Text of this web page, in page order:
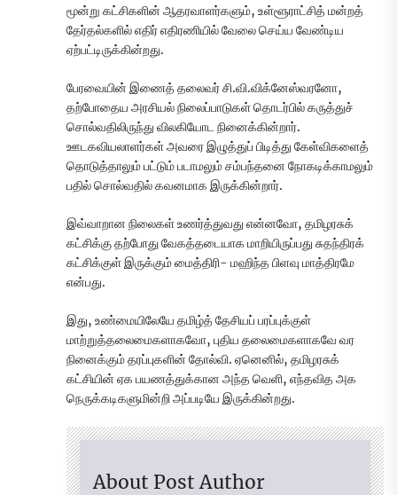
மூன்று கட்சிகளின் ஆதரவாளர்களும், உள்ளூராட்சித் மன்றத்
தேர்தல்களில் எதிர் எதிரணியில் வேலை செய்ய வேண்டிய
ஏற்பட்டிருக்கின்றது.
பேரவையின் இணைத் தலைவர் சி.வி.விக்னேஸ்வரனோ,
தற்போதைய அரசியல் நிலைப்பாடுகள் தொடர்பில் கருத்துச்
சொல்வதிலிருந்து விலகியோட நினைக்கின்றார்.
ஊடகவியலாளர்கள் அவரை இழுத்துப் பிடித்து கேள்விகளைத்
தொடுத்தாலும் பட்டும் படாமலும் சம்பந்தனை நோகடிக்காமலும்
பதில் சொல்வதில் கவனமாக இருக்கின்றார்.
இவ்வாறான நிலைகள் உணர்த்துவது என்னவோ, தமிழரசுக்
கட்சிக்கு தற்போது வேகத்தடையாக மாறியிருப்பது சுதந்திரக்
கட்சிக்குள் இருக்கும் மைத்திரி- மஹிந்த பிளவு மாத்திரமே
என்பது.
இது, உண்மையிலேயே தமிழ்த் தேசியப் பரப்புக்குள்
மாற்றுத்தலைமைகளாகவோ, புதிய தலைமைகளாகவே வர
நினைக்கும் தரப்புகளின் தோல்வி. ஏனெனில், தமிழரசுக்
கட்சியின் ஏக பயணத்துக்கான அந்த வெளி, எந்தவித அக
நெருக்கடிகளுமின்றி அப்படியே இருக்கின்றது.
About Post Author